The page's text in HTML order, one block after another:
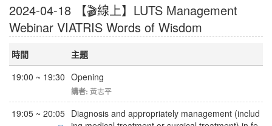
2024-04-18 【🎬線上】LUTS Management
Webinar VIATRIS Words of Wisdom
時間
主題
19:00 ~ 19:30 Opening
講者: 黃志平
19:05 ~ 20:05 Diagnosis and appropriately management (includ